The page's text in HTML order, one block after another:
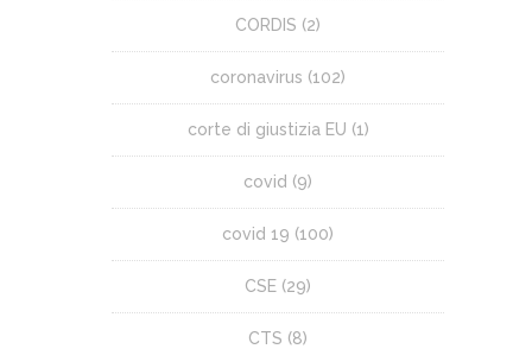
CORDIS (2)
coronavirus (102)
corte di giustizia EU (1)
covid (9)
covid 19 (100)
CSE (29)
CTS (8)